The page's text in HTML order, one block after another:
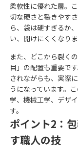
柔軟性に優れた層。
切な硬さと裂きやす
ら、袋は硬すぎるか
い、開けにくくなりま
また、どこから裂く
目」の配置も重要で
されながらも、実際
うになっています。
学、機械工学、デザ
す。
ポイント2：
す職人の技